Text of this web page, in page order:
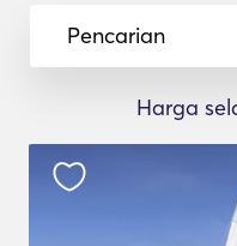
Pencarian
Harga